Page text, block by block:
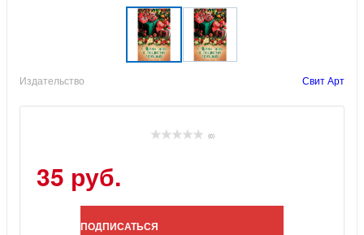
Издательство Свит Арт
(0)
35 руб.
ПОДПИСАТЬСЯ